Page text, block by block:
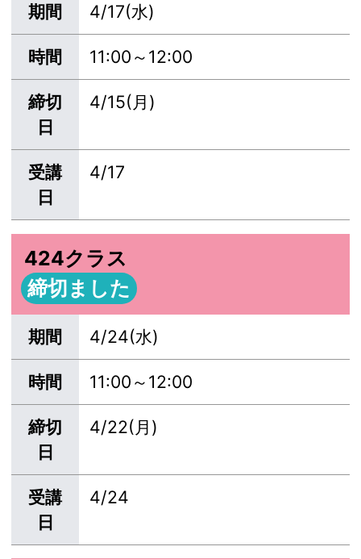
期間 4/17(水)
時間 11:00～12:00
締切
日
4/15(月)
受講
日
4/17
424クラス
締切ました
期間 4/24(水)
時間 11:00～12:00
締切
日
4/22(月)
受講
日
4/24